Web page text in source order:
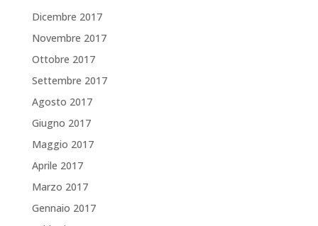
Dicembre 2017
Novembre 2017
Ottobre 2017
Settembre 2017
Agosto 2017
Giugno 2017
Maggio 2017
Aprile 2017
Marzo 2017
Gennaio 2017